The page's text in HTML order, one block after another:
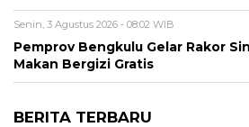
Senin, 3 Agustus 2026 - 08:02 WIB
Pemprov Bengkulu Gelar Rakor
Makan Bergizi Gratis
BERITA TERBARU